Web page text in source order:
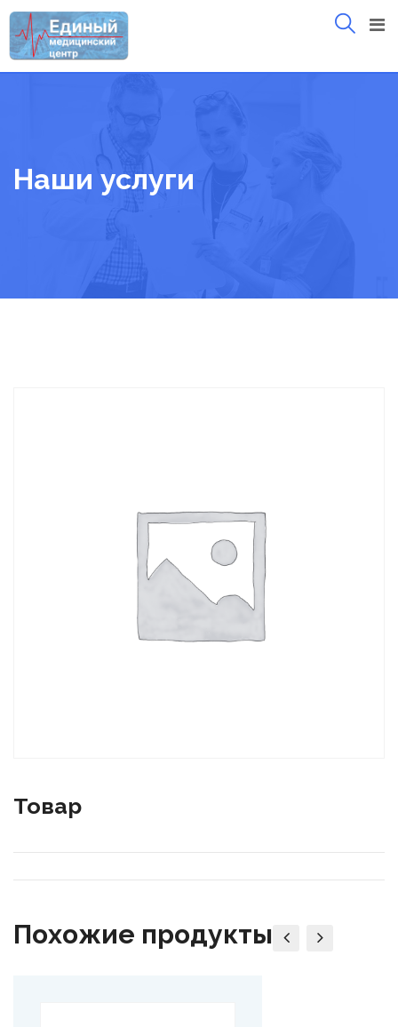
Skip
to
content
Наши услуги
Товар
Похожие продукты